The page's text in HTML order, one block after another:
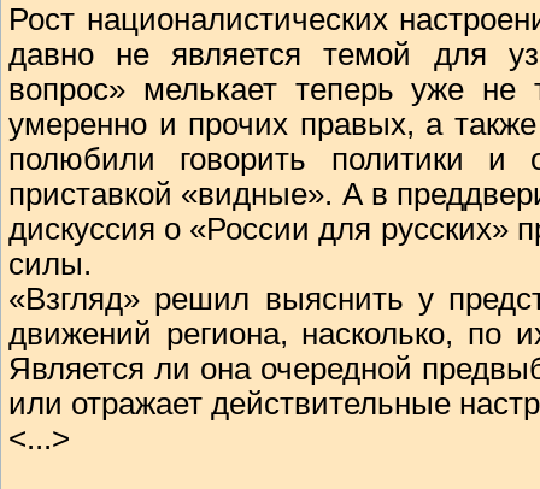
Рост националистических
давно не является темой для
вопрос» мелькает теперь уже не
умеренно и прочих правых, а
полюбили говорить политики и
приставкой «видные». А в
дискуссия о «России для русских»
силы.
«Взгляд» решил выяснить у
движений региона, насколько, по
Является ли она очередной
или отражает действительные
<...>